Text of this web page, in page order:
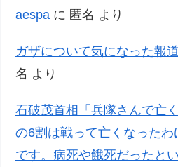
aespa に 匿名 より
ガザについて気になった報
名 より
石破茂首相「兵隊さんで亡
の6割は戦って亡くなったわ
です。病死や餓死だったと